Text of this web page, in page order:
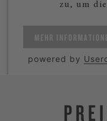
zu, um
MEHR
powered by